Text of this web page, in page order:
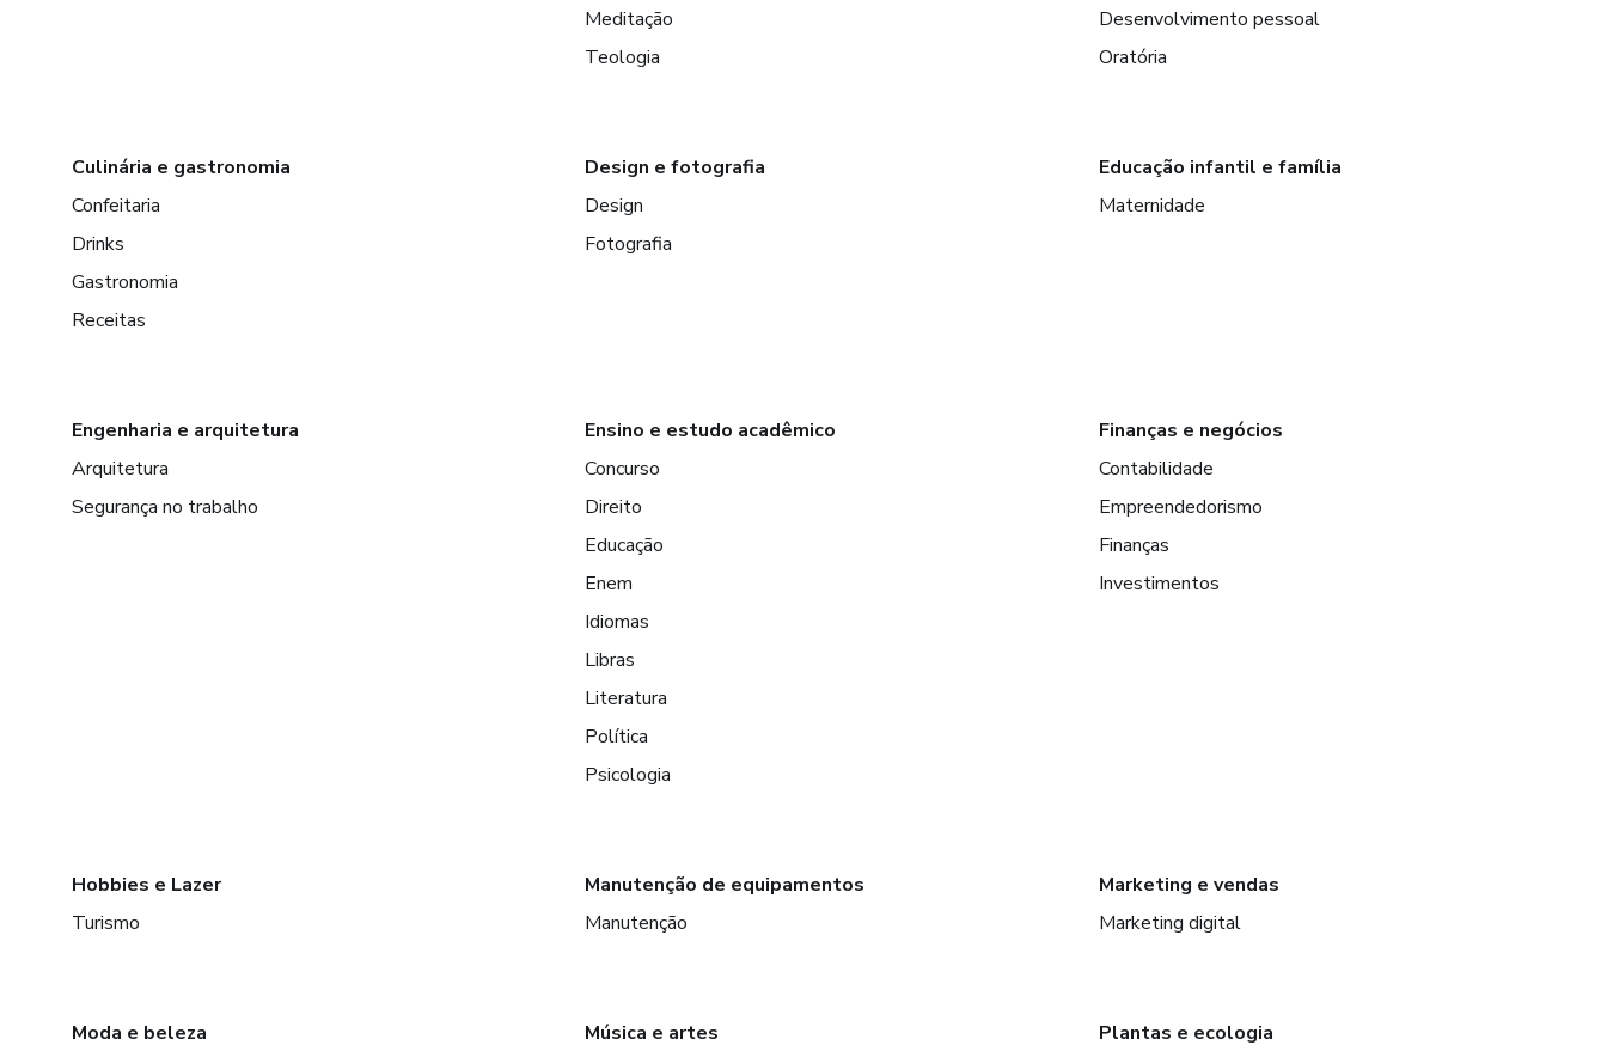
Meditação
Teologia
Desenvolvimento pessoal
Oratória
Culinária e gastronomia
Confeitaria
Drinks
Gastronomia
Receitas
Design e fotografia
Design
Fotografia
Educação infantil e família
Maternidade
Engenharia e arquitetura
Arquitetura
Segurança no trabalho
Ensino e estudo acadêmico
Concurso
Direito
Educação
Enem
Idiomas
Libras
Literatura
Política
Psicologia
Finanças e negócios
Contabilidade
Empreendedorismo
Finanças
Investimentos
Hobbies e Lazer
Turismo
Manutenção de equipamentos
Manutenção
Marketing e vendas
Marketing digital
Moda e beleza
Música e artes
Plantas e ecologia